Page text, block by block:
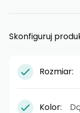
Skonfiguruj
Rozmiar:
Kolor: